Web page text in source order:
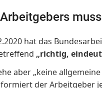
hat das
„richtig,
aber „keine
der Arbeitgeber